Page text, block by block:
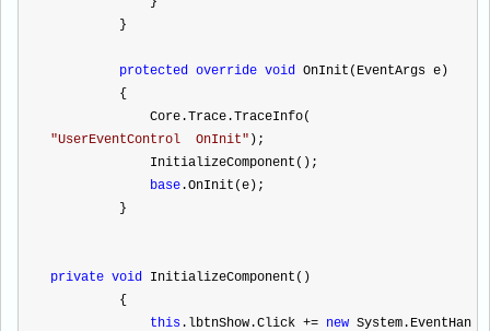
         }
protected override void OnInit(EventArgs e)
         {
             Core.Trace.TraceInfo(
"UserEventControl  OnInit" );
             InitializeComponent();
base.OnInit(e);
         }
private void InitializeComponent()
         {
this.lbtnShow.Click += new System.EventHan